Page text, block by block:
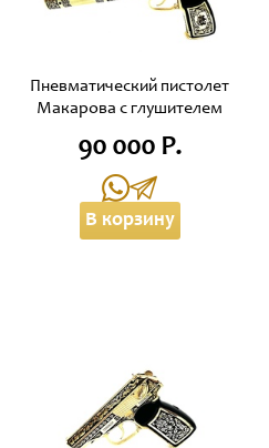
Пневматический пистолет
Макарова с глушителем
90 000 Р.
В корзину